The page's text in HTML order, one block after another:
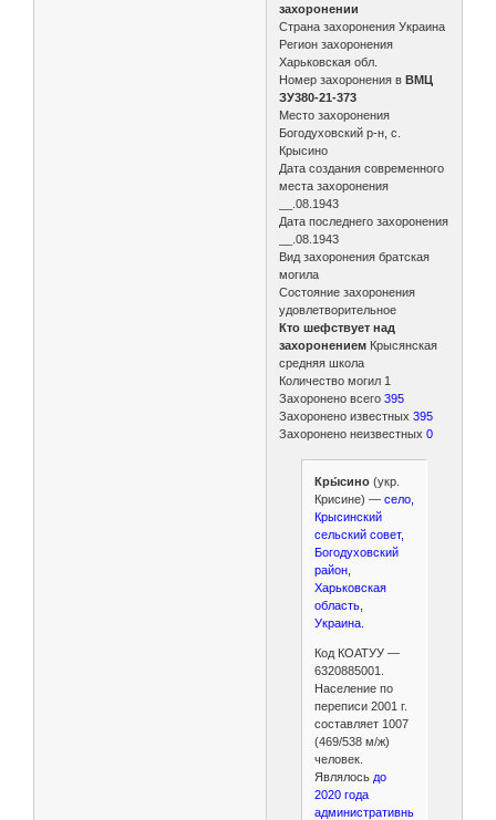
захоронении
Страна захоронения Украина
Регион захоронения
Харьковская обл.
Номер захоронения в ВМЦ
ЗУ380-21-373
Место захоронения
Богодуховский р-н, с.
Крысино
Дата создания современного
места захоронения
__.08.1943
Дата последнего захоронения
__.08.1943
Вид захоронения братская
могила
Состояние захоронения
удовлетворительное
Кто шефствует над
захоронением Крысянская
средняя школа
Количество могил 1
Захоронено всего395
Захоронено известных395
Захоронено неизвестных0
Кры́сино (укр.
Крисине) —село,
Крысинский
сельский совет,
Богодуховский
район,
Харьковская
область,
Украина.
Код КОАТУУ —
6320885001.
Население по
переписи 2001 г.
составляет 1007
(469/538 м/ж)
человек.
Являлось до
2020 года
административным